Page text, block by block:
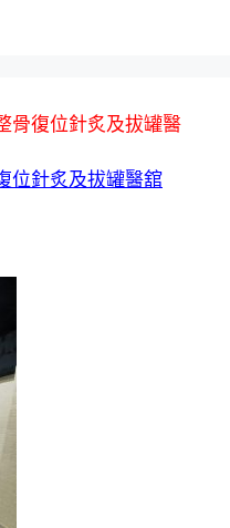
骨復位針炙及拔罐醫
位針炙及拔罐醫舘